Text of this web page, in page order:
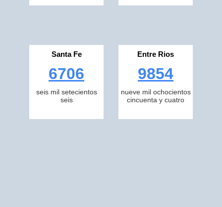
Santa Fe
6706
seis mil setecientos
seis
Entre Rios
9854
nueve mil ochocientos
cincuenta y cuatro